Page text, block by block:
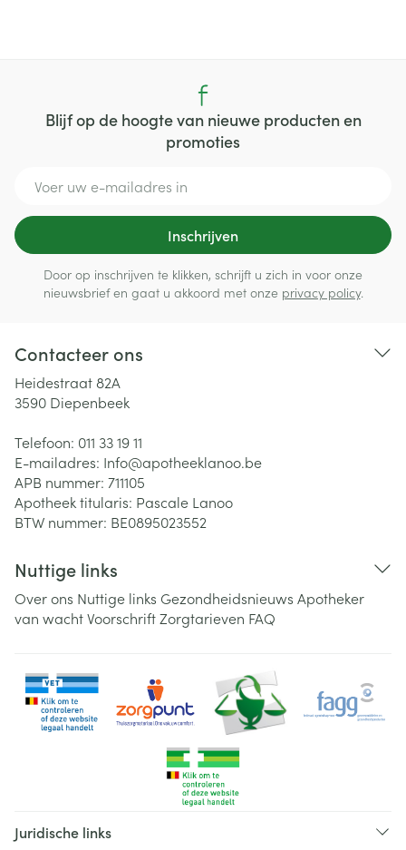
Blijf op de hoogte van nieuwe producten en
promoties
Inschrijven
Door op inschrijven te klikken, schrijft u zich in voor onze
nieuwsbrief en gaat u akkoord met onze privacy policy.
Contacteer ons
Heidestraat 82A
3590 Diepenbeek
Telefoon: 011 33 19 11
E-mailadres: Info@apotheeklanoo.be
APB nummer: 711105
Apotheek titularis: Pascale Lanoo
BTW nummer: BE0895023552
Nuttige links
Over ons Nuttige links Gezondheidsnieuws Apotheker
van wachtVoorschriftZorgtarieven FAQ
Juridische links